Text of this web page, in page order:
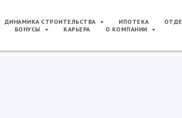
ДИНАМИКА СТРОИТЕЛЬСТВА ИПОТЕКА
БОНУСЫ КАРЬЕРА О КОМПАНИИ